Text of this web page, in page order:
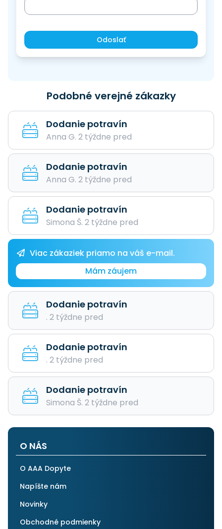
Odoslať
Podobné verejné zákazky
Dodanie potravín
Anna G. 2 týždne pred
Dodanie potravín
Anna G. 2 týždne pred
Dodanie potravín
Simona Š. 2 týždne pred
Viac zákaziek priamo na váš e-mail.
Mám záujem
Dodanie potravín
. 2 týždne pred
Dodanie potravín
. 2 týždne pred
Dodanie potravín
Simona Š. 2 týždne pred
O NÁS
O AAA Dopyte
Napíšte nám
Novinky
Obchodné podmienky